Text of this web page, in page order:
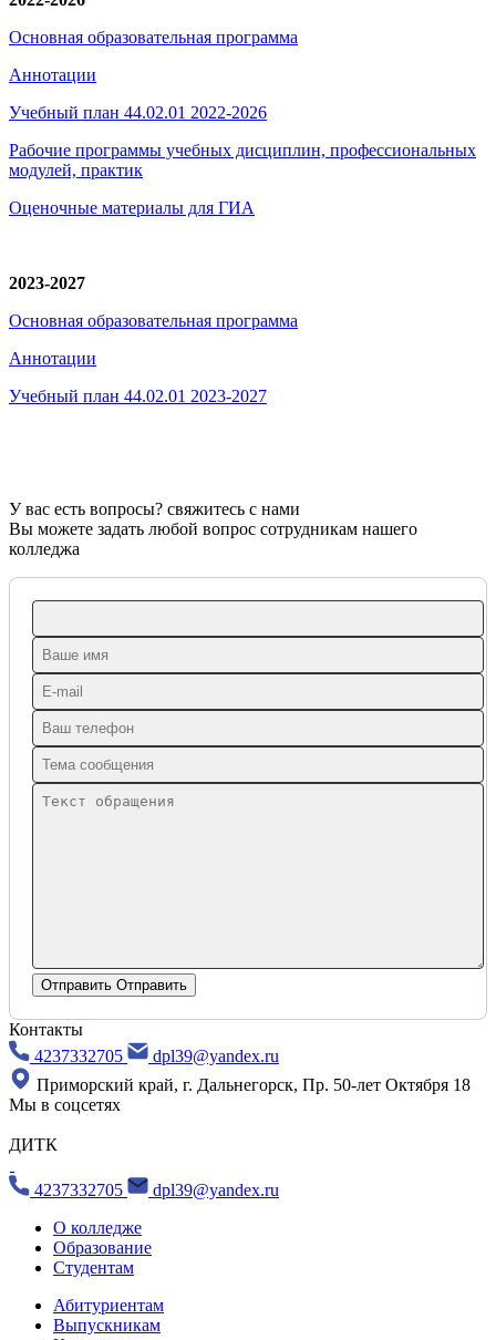
Основная образовательная программа
Аннотации
Учебный план 44.02.01 2022-2026
Рабочие программы учебных дисциплин, профессиональных
модулей, практик
Оценочные материалы для ГИА
2023-2027
Основная образовательная программа
Аннотации
Учебный план 44.02.01 2023-2027
У вас есть вопросы? свяжитесь с нами
Вы можете задать любой вопрос сотрудникам нашего
колледжа
Отправить Отправить
Контакты
4237332705
dpl39@yandex.ru
Приморский край, г. Дальнегорск, Пр. 50-лет Октября 18
Мы в соцсетях
ДИТК
4237332705
dpl39@yandex.ru
О колледже
Образование
Студентам
Абитуриентам
Выпускникам